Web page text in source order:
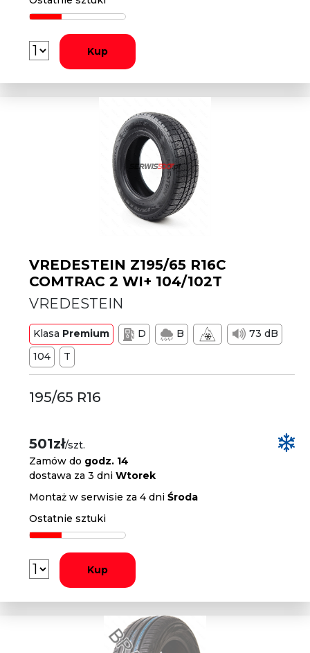
Kup
VREDESTEIN Z195/65 R16C
COMTRAC 2 WI+ 104/102T
VREDESTEIN
Klasa Premium D B
73 dB
104
T
195/65 R16
501zł/szt.
Zamów do godz. 14
dostawa za 3 dniWtorek
Montaż w serwisie za 4 dniŚroda
Ostatnie sztuki
Kup